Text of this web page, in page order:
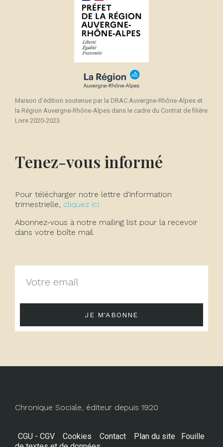
Maison d'édition soutenue par la DRAC Auvergne-Rhône-Alpes et
la Région Auvergne-Rhône-Alpes dans le cadre du Contrat de filière
Livre 2020-2023.
Tenez-vous informé
Pour télécharger notre lettre d'information
trimestrielle, cliquez ici.
Abonnez-vous à notre mailing list pour la recevoir
dans votre boîte mail.
JE M'ABONNE
Chronique Sociale, éditeur depuis 1920
CGU - CGV Cookies Contact Plan du site
Fouille